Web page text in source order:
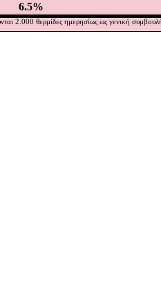
6.5%
2.000 θερμίδες ημερησίως ως γενική